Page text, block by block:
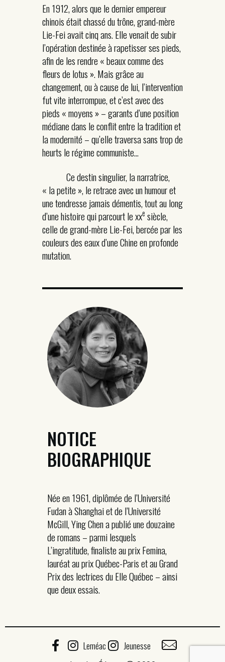
En 1912, alors que le dernier empereur
chinois était chassé du trône, grand-mère
Lie-Fei avait cinq ans. Elle venait de subir
l’opération destinée à rapetisser ses pieds,
afin de les rendre « beaux comme des
fleurs de lotus ». Mais grâce au
changement, ou à cause de lui, l’intervention
fut vite interrompue, et c’est avec des
pieds « moyens » – garants d’une position
médiane dans le conflit entre la tradition et
la modernité – qu’elle traversa sans trop de
heurts le régime communiste…
Ce destin singulier, la narratrice,
« la petite », le retrace avec un humour et
une tendresse jamais démentis, tout au long
d’une histoire qui parcourt le xxe siècle,
celle de grand-mère Lie-Fei, bercée par les
couleurs des eaux d’une Chine en profonde
mutation.
NOTICE
BIOGRAPHIQUE
Née en 1961, diplômée de l’Université
Fudan à Shanghai et de l’Université
McGill, Ying Chen a publié une douzaine
de romans – parmi lesquels
L’ingratitude, finaliste au prix Femina,
lauréat au prix Québec-Paris et au Grand
Prix des lectrices du Elle Québec – ainsi
que deux essais.
Leméac Jeunesse